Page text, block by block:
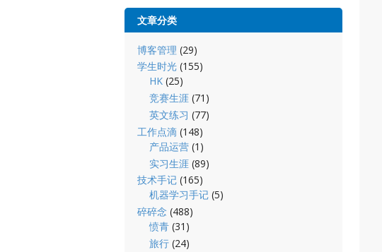
文章分类
博客管理 (29)
学生时光(155)
HK (25)
竞赛生涯 (71)
英文练习 (77)
工作点滴(148)
产品运营 (1)
实习生涯 (89)
技术手记(165)
机器学习手记 (5)
碎碎念 (488)
愤青 (31)
旅行 (24)